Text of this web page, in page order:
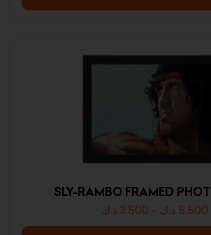
SLY-RAMBO FRAMED
3.500 د.ك - 5.500 د.ك